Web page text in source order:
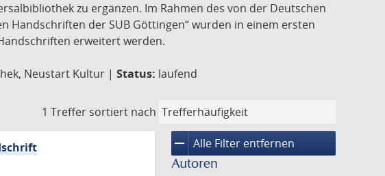
zu ergänzen. Im Rahmen des von der Deutschen
der SUB Göttingen“ wurden in einem ersten
erweitert werden.
Neustart Kultur | Status: laufend
1 Treffer sortiert nach
remove Alle Filter entfernen
Autoren